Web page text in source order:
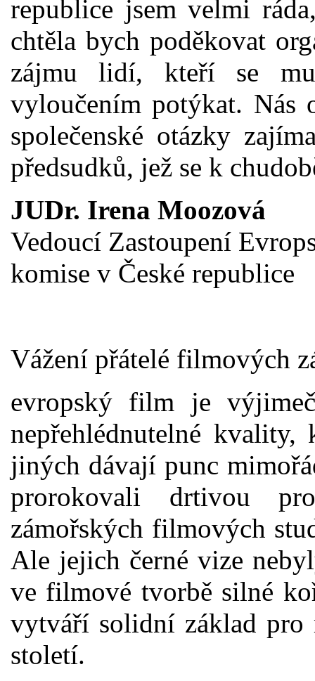
republice jsem velmi
chtěla bych poděkovat
zájmu lidí, kteří se
vyloučením potýkat. Nás
společenské otázky
předsudků, jež se k
JUDr. Irena Moozová
Vedoucí Zastoupení
komise v České republice
Vážení přátelé filmových
evropský film je
nepřehlédnutelné
jiných dávají punc
prorokovali drtivou
zámořských filmových
Ale jejich černé vize
ve filmové tvorbě silné
vytváří solidní základ
století.